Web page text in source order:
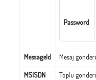
Password
MessageId Mesaj
MSISDN
Toplu